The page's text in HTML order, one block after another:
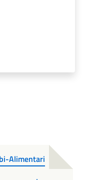
Alimentari